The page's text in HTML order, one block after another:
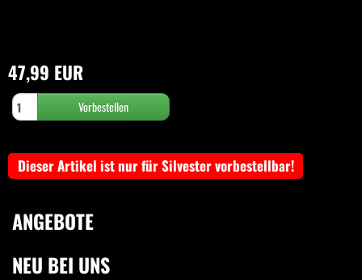
47,99 EUR
Dieser Artikel ist nur für Silvester vorbestellbar!
ANGEBOTE
NEU BEI UNS